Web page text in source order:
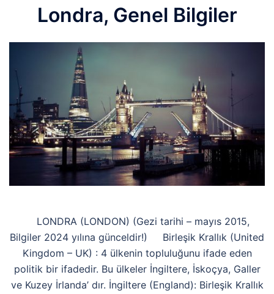
Londra, Genel Bilgiler
LONDRA (LONDON) (Gezi tarihi – mayıs 2015,
Bilgiler 2024 yılına günceldir!) Birleşik Krallık (United
Kingdom – UK) : 4 ülkenin topluluğunu ifade eden
politik bir ifadedir. Bu ülkeler İngiltere, İskoçya, Galler
ve Kuzey İrlanda’ dır. İngiltere (England): Birleşik Krallık